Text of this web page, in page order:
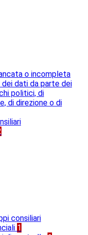
o incompleta
dati da parte dei
politici, di
di direzione o di
consiliari
1